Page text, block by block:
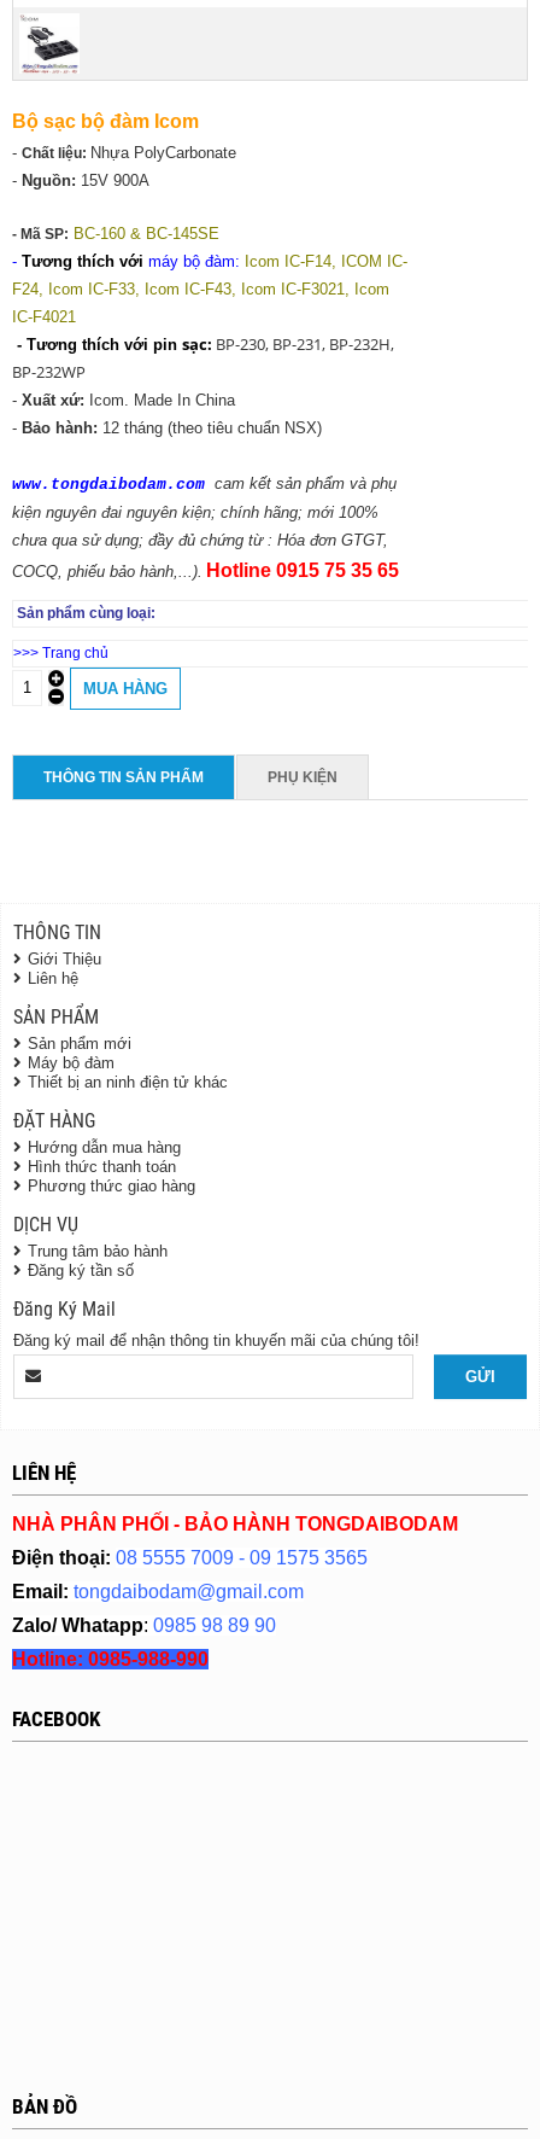
Bộ sạc bộ đàm Icom
- Chất liệu: Nhựa PolyCarbonate
- Nguồn: 15V 900A
- Mã SP: BC-160 & BC-145SE
- Tương thích với máy bộ đàm: Icom IC-F14, ICOM IC-
F24, Icom IC-F33, Icom IC-F43, Icom IC-F3021, Icom
IC-F4021
- Tương thích với pin sạc: BP-230, BP-231, BP-232H,
BP-232WP
- Xuất xứ: Icom. Made In China
- Bảo hành: 12 tháng (theo tiêu chuẩn NSX)
www.tongdaibodam.com cam kết sản phẩm và phụ
kiện nguyên đai nguyên kiện; chính hãng; mới 100%
chưa qua sử dụng; đầy đủ chứng từ : Hóa đơn GTGT,
COCQ, phiếu bảo hành,...).
Hot line 0915 75 35 65
Sản phẩm cùng loại:
>>> Trang chủ
THÔNG TIN SẢN PHẨM PHỤ KIỆN
THÔNG TIN
Giới Thiệu
Liên hệ
SẢN PHẨM
Sản phẩm mới
Máy bộ đàm
Thiết bị an ninh điện tử khác
ĐẶT HÀNG
Hướng dẫn mua hàng
Hình thức thanh toán
Phương thức giao hàng
DỊCH VỤ
Trung tâm bảo hành
Đăng ký tần số
Đăng Ký Mail
Đăng ký mail để nhận thông tin khuyến mãi của chúng tôi!
LIÊN HỆ
NHÀ PHÂN PHỐI - BẢO HÀNH TONGDAIBODAM
Điện thoại: 08 5555 7009 - 09 1575 3565
Email: tongdaibodam@gmail.com
Zalo/ Whatapp: 0985 98 89 90
Hotline: 0985-988-990
FACEBOOK
BẢN ĐỒ